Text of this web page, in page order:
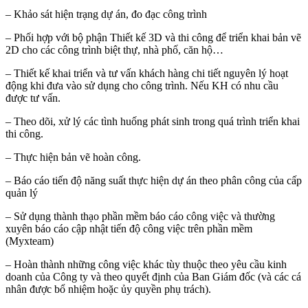
– Khảo sát hiện trạng dự án, đo đạc công trình
– Phối hợp với bộ phận Thiết kế 3D và thi công để triển khai bản vẽ
2D cho các công trình biệt thự, nhà phố, căn hộ…
– Thiết kế khai triển và tư vấn khách hàng chi tiết nguyên lý hoạt
động khi đưa vào sử dụng cho công trình. Nếu KH có nhu cầu
được tư vấn.
– Theo dõi, xử lý các tình huống phát sinh trong quá trình triển khai
thi công.
– Thực hiện bản vẽ hoàn công.
– Báo cáo tiến độ năng suất thực hiện dự án theo phân công của cấp
quản lý
– Sử dụng thành thạo phần mềm báo cáo công việc và thường
xuyên báo cáo cập nhật tiến độ công việc trên phần mềm
(Myxteam)
– Hoàn thành những công việc khác tùy thuộc theo yêu cầu kinh
doanh của Công ty và theo quyết định của Ban Giám đốc (và các cá
nhân được bổ nhiệm hoặc ủy quyền phụ trách).